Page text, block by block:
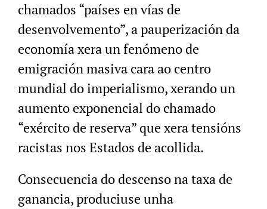
chamados “países en vías de
desenvolvemento”, a pauperización da
economía xera un fenómeno de
emigración masiva cara ao centro
mundial do imperialismo, xerando un
aumento exponencial do chamado
“exército de reserva” que xera tensións
racistas nos Estados de acollida.
Consecuencia do descenso na taxa de
ganancia, produciuse unha